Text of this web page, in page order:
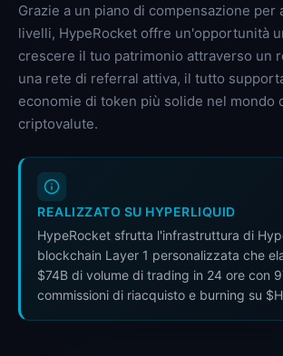
Grazie a un piano di compensazione per
livelli, HypeRocket offre un'opportunità
crescere il tuo patrimonio attraverso un
una rete di referral attiva, il tutto
economie di token più solide nel mondo
criptovalute.
REALIZZATO SU HYPERLIQUID
HypeRocket sfrutta l'infrastruttura di
blockchain Layer 1 personalizzata che
$74B di volume di trading in 24 ore con
commissioni di riacquisto e burning su